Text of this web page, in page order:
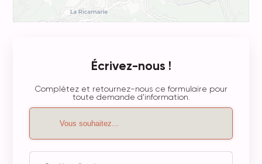
Écrivez-nous !
Complétez et retournez-nous ce formulaire pour
toute demande d'information.